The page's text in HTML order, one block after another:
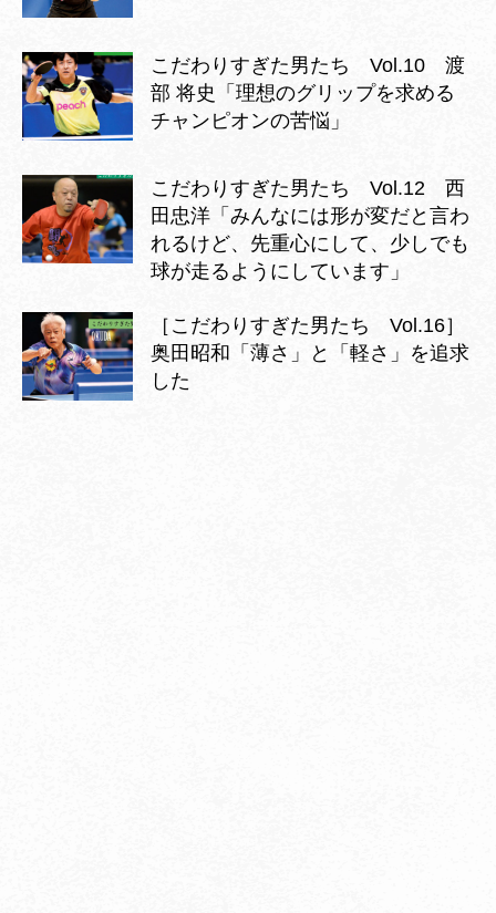
こだわりすぎた男たち Vol.10 渡
部 将史「理想のグリップを求める
チャンピオンの苦悩」
こだわりすぎた男たち Vol.12 西
田忠洋「みんなには形が変だと言わ
れるけど、先重心にして、少しでも
球が走るようにしています」
［こだわりすぎた男たち Vol.16］
奥田昭和「薄さ」と「軽さ」を追求
した